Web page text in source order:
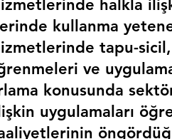
halkla
kullanma
tapu-
ve
konusunda
uygulamaları